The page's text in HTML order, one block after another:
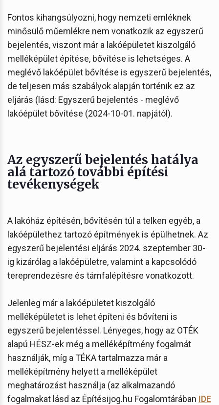
Fontos kihangsúlyozni, hogy nemzeti emléknek
minősülő műemlékre nem vonatkozik az egyszerű
bejelentés, viszont már a lakóépületet kiszolgáló
melléképület építése, bővítése is lehetséges. A
meglévő lakóépület bővítése is egyszerű bejelentés,
de teljesen más szabályok alapján történik ez az
eljárás (lásd: Egyszerű bejelentés - meglévő
lakóépület bővítése (2024-10-01. napjától).
Az egyszerű bejelentés hatálya
alá tartozó további építési
tevékenységek
A lakóház építésén, bővítésén túl a telken egyéb, a
lakóépülethez tartozó építmények is épülhetnek. Az
egyszerű bejelentési eljárás 2024. szeptember 30-
ig kizárólag a lakóépületre, valamint a kapcsolódó
tereprendezésre és támfalépítésre vonatkozott.
Jelenleg már a lakóépületet kiszolgáló
melléképületet is lehet építeni és bővíteni is
egyszerű bejelentéssel. Lényeges, hogy az OTÉK
alapú HÉSZ-ek még a melléképítmény fogalmát
használják, míg a TÉKA tartalmazza már a
melléképítmény helyett a melléképület
meghatározást használja (az alkalmazandó
fogalmakat lásd az Építésijog.hu Fogalomtárában IDE